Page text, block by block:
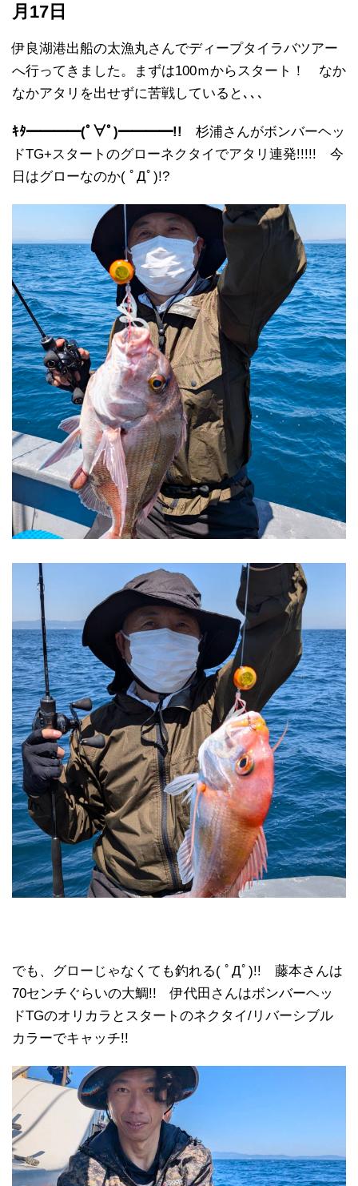
月17日
伊良湖港出船の太漁丸さんでディープタイラバツアー
へ行ってきました。まずは100ｍからスタート！ なか
なかアタリを出せずに苦戦していると､､､
ｷﾀ━━━━(ﾟ∀ﾟ)━━━━!! 杉浦さんがボンバーヘッ
ドTG+スタートのグローネクタイでアタリ連発!!!!! 今
日はグローなのか( ﾟДﾟ)!?
でも、グローじゃなくても釣れる( ﾟДﾟ)!! 藤本さんは
70センチぐらいの大鯛!! 伊代田さんはボンバーヘッ
ドTGのオリカラとスタートのネクタイ/リバーシブル
カラーでキャッチ!!